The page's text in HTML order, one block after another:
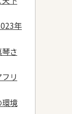
年
琴さ
リ
環境